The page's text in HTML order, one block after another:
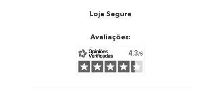
Loja Segura
Avaliações: